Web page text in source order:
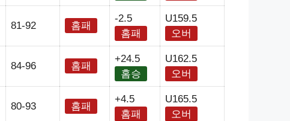
81-92 홈패
-2.5
홈패
U159.5
오버
84-96 홈패
+24.5
홈승
U162.5
오버
80-93 홈패
+4.5
홈패
U165.5
오버